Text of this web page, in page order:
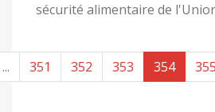
sécurité alimentaire de
... 351 352 353 354 355